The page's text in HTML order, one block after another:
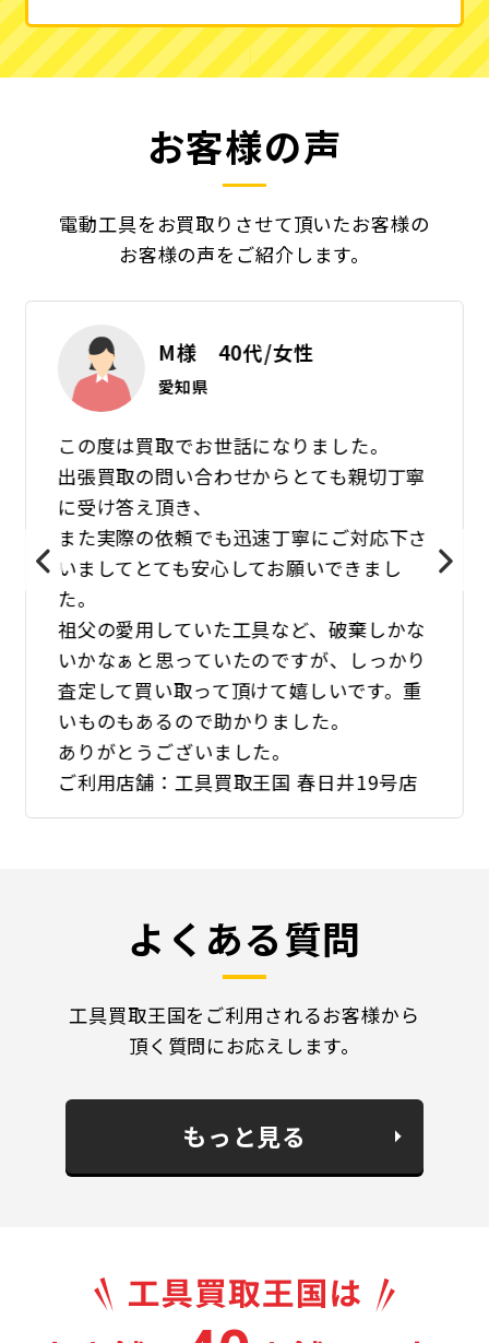
お客様の声
電動工具をお買取りさせて頂いたお客様の
お客様の声をご紹介します。
M様 40代/女性
愛知県
この度は買取でお世話になりました。
出張買取の問い合わせからとても親切丁寧
に受け答え頂き、
また実際の依頼でも迅速丁寧にご対応下さ
いましてとても安心してお願いできまし
た。
祖父の愛用していた工具など、破棄しかな
いかなぁと思っていたのですが、しっかり
査定して買い取って頂けて嬉しいです。重
いものもあるので助かりました。
ありがとうございました。
ご利用店舗：工具買取王国 春日井19号店
よくある質問
工具買取王国をご利用されるお客様から
頂く質問にお応えします。
もっと見る